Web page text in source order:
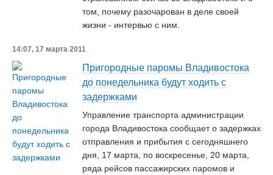
том, почему разочарован в деле своей
жизни - интервью с ним.
14:07, 17 марта 2011
Пригородные паромы Владивостока
до понедельника будут ходить с
задержками
Управление транспорта администрации
города Владивостока сообщает о задержках
отправления и прибытия с сегодняшнего
дня, 17 марта, по воскресенье, 20 марта,
ряда рейсов пассажирских паромов и